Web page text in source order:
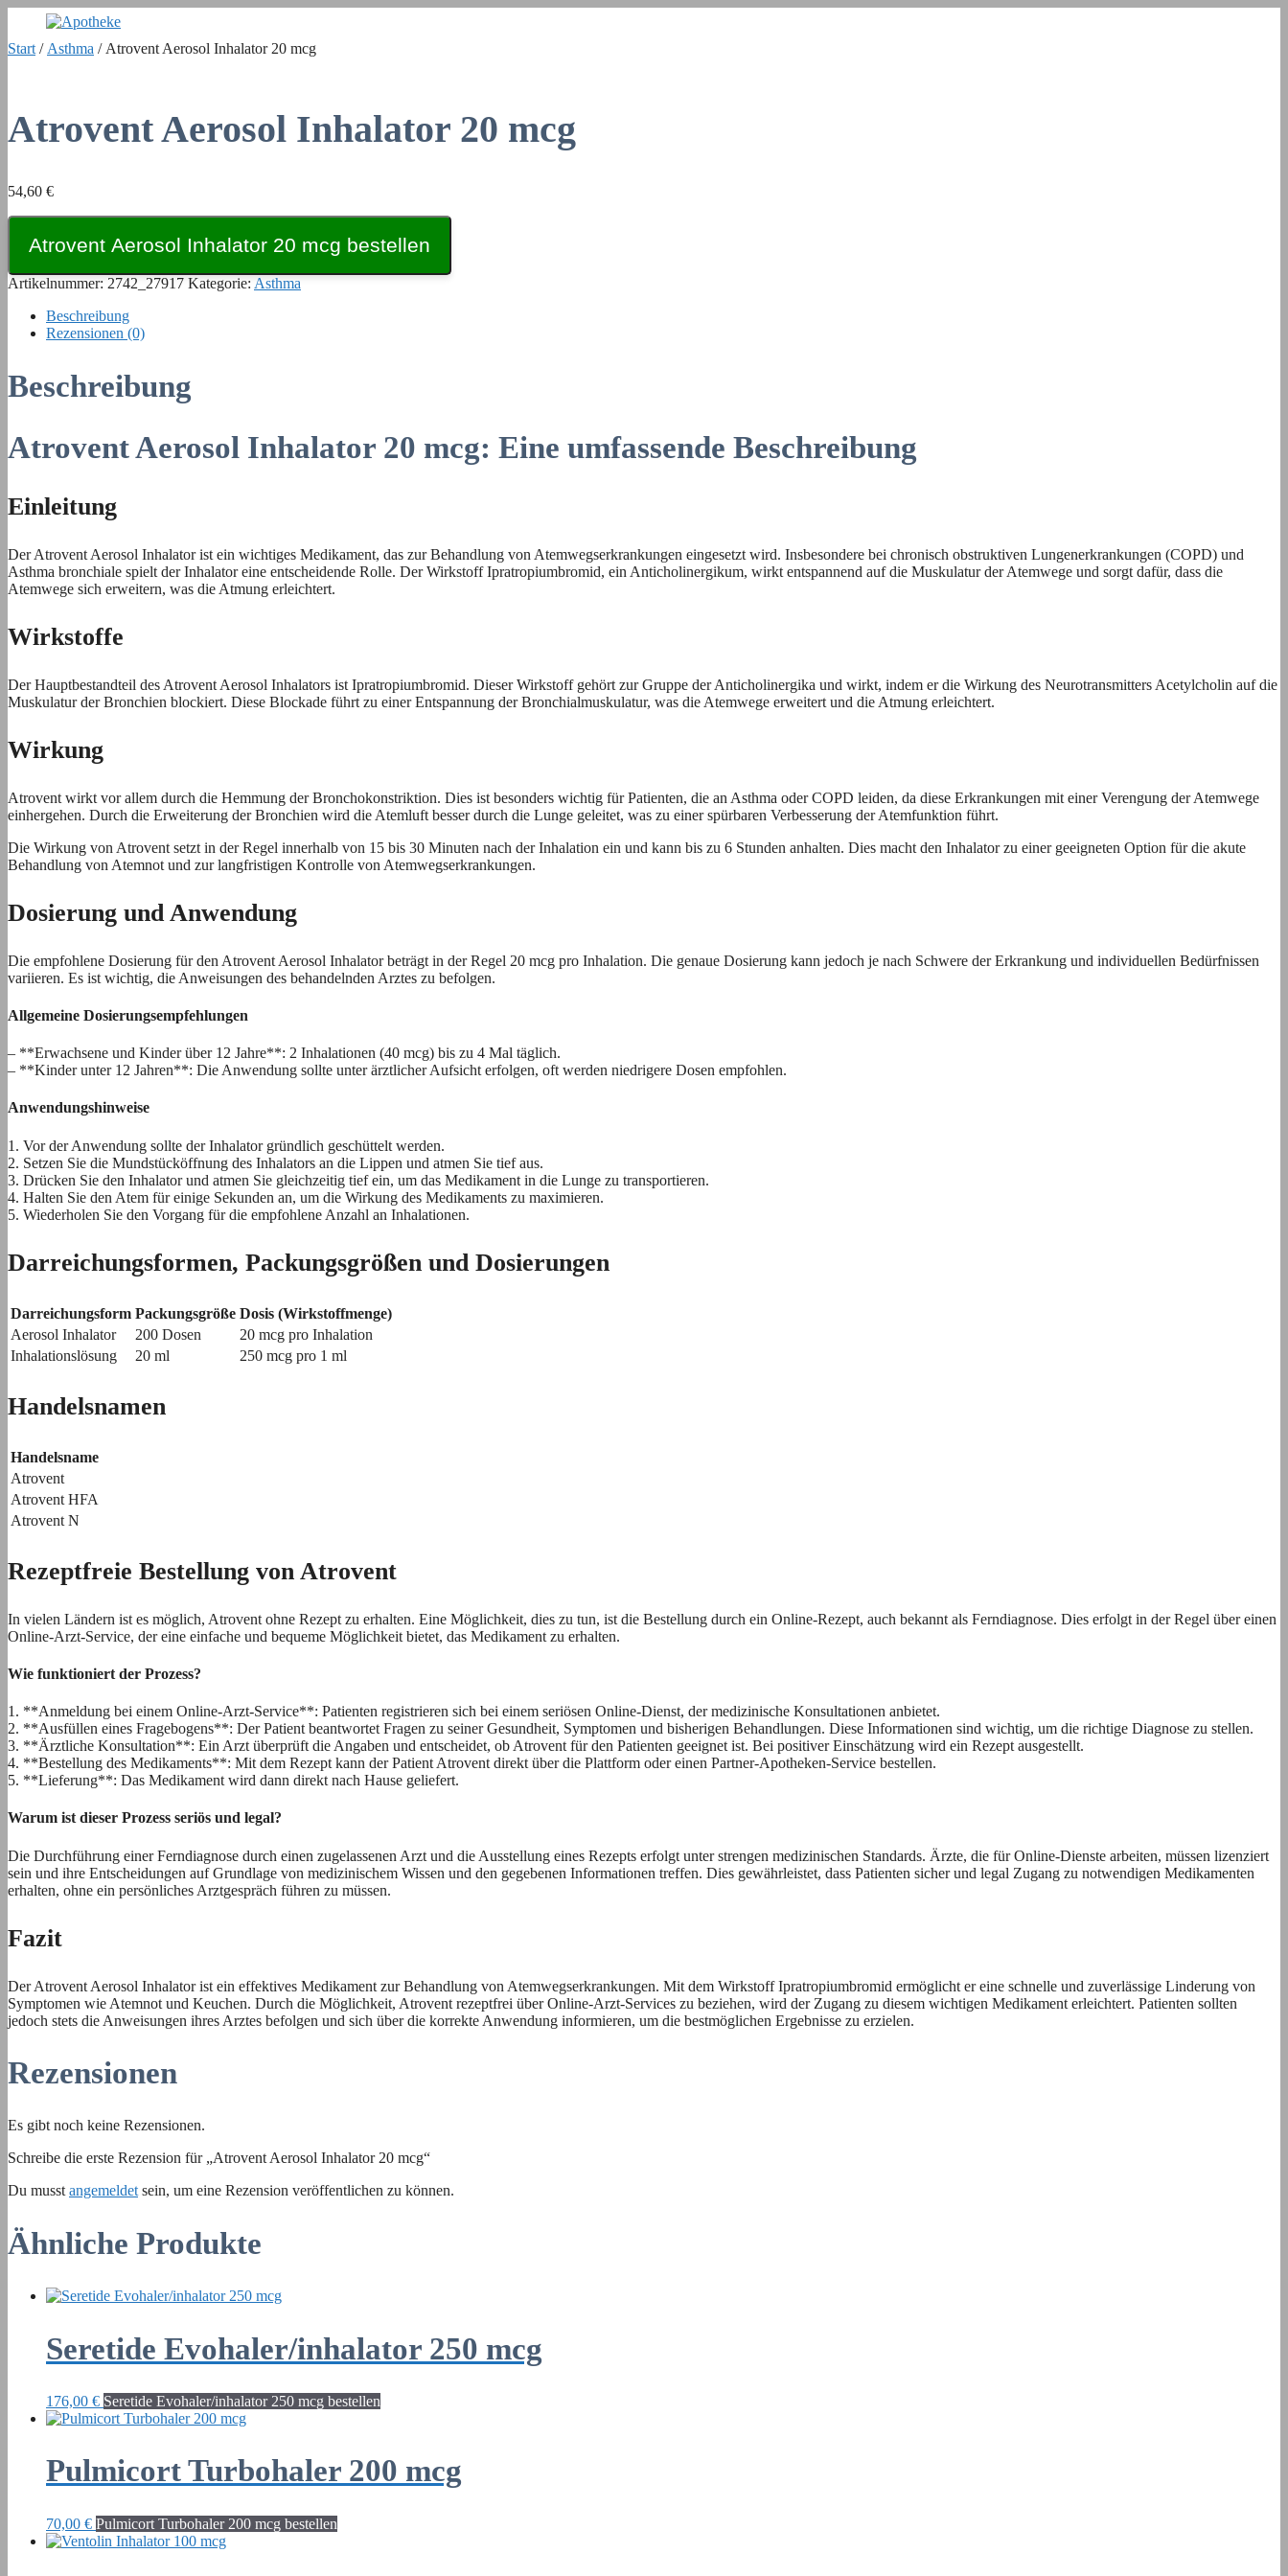
springen
Start / Asthma / Atrovent Aerosol Inhalator 20 mcg
Atrovent Aerosol Inhalator 20 mcg
54,60 €
Atrovent Aerosol Inhalator 20 mcg bestellen
Artikelnummer: 2742_27917 Kategorie: Asthma
Beschreibung
Rezensionen (0)
Beschreibung
Atrovent Aerosol Inhalator 20 mcg: Eine umfassende Beschreibung
Einleitung
Der Atrovent Aerosol Inhalator ist ein wichtiges Medikament, das zur Behandlung von Atemwegserkrankungen eingesetzt wird. Insbesondere bei chronisch obstruktiven Lungenerkrankungen (COPD) und
Asthma bronchiale spielt der Inhalator eine entscheidende Rolle. Der Wirkstoff Ipratropiumbromid, ein Anticholinergikum, wirkt entspannend auf die Muskulatur der Atemwege und sorgt dafür, dass die
Atemwege sich erweitern, was die Atmung erleichtert.
Wirkstoffe
Der Hauptbestandteil des Atrovent Aerosol Inhalators ist Ipratropiumbromid. Dieser Wirkstoff gehört zur Gruppe der Anticholinergika und wirkt, indem er die Wirkung des Neurotransmitters Acetylcholin auf die
Muskulatur der Bronchien blockiert. Diese Blockade führt zu einer Entspannung der Bronchialmuskulatur, was die Atemwege erweitert und die Atmung erleichtert.
Wirkung
Atrovent wirkt vor allem durch die Hemmung der Bronchokonstriktion. Dies ist besonders wichtig für Patienten, die an Asthma oder COPD leiden, da diese Erkrankungen mit einer Verengung der Atemwege
einhergehen. Durch die Erweiterung der Bronchien wird die Atemluft besser durch die Lunge geleitet, was zu einer spürbaren Verbesserung der Atemfunktion führt.
Die Wirkung von Atrovent setzt in der Regel innerhalb von 15 bis 30 Minuten nach der Inhalation ein und kann bis zu 6 Stunden anhalten. Dies macht den Inhalator zu einer geeigneten Option für die akute
Behandlung von Atemnot und zur langfristigen Kontrolle von Atemwegserkrankungen.
Dosierung und Anwendung
Die empfohlene Dosierung für den Atrovent Aerosol Inhalator beträgt in der Regel 20 mcg pro Inhalation. Die genaue Dosierung kann jedoch je nach Schwere der Erkrankung und individuellen Bedürfnissen
variieren. Es ist wichtig, die Anweisungen des behandelnden Arztes zu befolgen.
Allgemeine Dosierungsempfehlungen
– **Erwachsene und Kinder über 12 Jahre**: 2 Inhalationen (40 mcg) bis zu 4 Mal täglich.
– **Kinder unter 12 Jahren**: Die Anwendung sollte unter ärztlicher Aufsicht erfolgen, oft werden niedrigere Dosen empfohlen.
Anwendungshinweise
1. Vor der Anwendung sollte der Inhalator gründlich geschüttelt werden.
2. Setzen Sie die Mundstücköffnung des Inhalators an die Lippen und atmen Sie tief aus.
3. Drücken Sie den Inhalator und atmen Sie gleichzeitig tief ein, um das Medikament in die Lunge zu transportieren.
4. Halten Sie den Atem für einige Sekunden an, um die Wirkung des Medikaments zu maximieren.
5. Wiederholen Sie den Vorgang für die empfohlene Anzahl an Inhalationen.
Darreichungsformen, Packungsgrößen und Dosierungen
Darreichungsform Packungsgröße Dosis (Wirkstoffmenge)
Aerosol Inhalator
200 Dosen
20 mcg pro Inhalation
Inhalationslösung
20 ml 250 mcg pro 1 ml
Handelsnamen
Handelsname
Atrovent
Atrovent HFA
Atrovent N
Rezeptfreie Bestellung von Atrovent
In vielen Ländern ist es möglich, Atrovent ohne Rezept zu erhalten. Eine Möglichkeit, dies zu tun, ist die Bestellung durch ein Online-Rezept, auch bekannt als Ferndiagnose. Dies erfolgt in der Regel über einen
Online-Arzt-Service, der eine einfache und bequeme Möglichkeit bietet, das Medikament zu erhalten.
Wie funktioniert der Prozess?
1. **Anmeldung bei einem Online-Arzt-Service**: Patienten registrieren sich bei einem seriösen Online-Dienst, der medizinische Konsultationen anbietet.
2. **Ausfüllen eines Fragebogens**: Der Patient beantwortet Fragen zu seiner Gesundheit, Symptomen und bisherigen Behandlungen. Diese Informationen sind wichtig, um die richtige Diagnose zu stellen.
3. **Ärztliche Konsultation**: Ein Arzt überprüft die Angaben und entscheidet, ob Atrovent für den Patienten geeignet ist. Bei positiver Einschätzung wird ein Rezept ausgestellt.
4. **Bestellung des Medikaments**: Mit dem Rezept kann der Patient Atrovent direkt über die Plattform oder einen Partner-Apotheken-Service bestellen.
5. **Lieferung**: Das Medikament wird dann direkt nach Hause geliefert.
Warum ist dieser Prozess seriös und legal?
Die Durchführung einer Ferndiagnose durch einen zugelassenen Arzt und die Ausstellung eines Rezepts erfolgt unter strengen medizinischen Standards. Ärzte, die für Online-Dienste arbeiten, müssen lizenziert
sein und ihre Entscheidungen auf Grundlage von medizinischem Wissen und den gegebenen Informationen treffen. Dies gewährleistet, dass Patienten sicher und legal Zugang zu notwendigen Medikamenten
erhalten, ohne ein persönliches Arztgespräch führen zu müssen.
Fazit
Der Atrovent Aerosol Inhalator ist ein effektives Medikament zur Behandlung von Atemwegserkrankungen. Mit dem Wirkstoff Ipratropiumbromid ermöglicht er eine schnelle und zuverlässige Linderung von
Symptomen wie Atemnot und Keuchen. Durch die Möglichkeit, Atrovent rezeptfrei über Online-Arzt-Services zu beziehen, wird der Zugang zu diesem wichtigen Medikament erleichtert. Patienten sollten
jedoch stets die Anweisungen ihres Arztes befolgen und sich über die korrekte Anwendung informieren, um die bestmöglichen Ergebnisse zu erzielen.
Rezensionen
Es gibt noch keine Rezensionen.
Schreibe die erste Rezension für „Atrovent Aerosol Inhalator 20 mcg“
Du musst angemeldet sein, um eine Rezension veröffentlichen zu können.
Ähnliche Produkte
Seretide Evohaler/inhalator 250 mcg
176,00 € Seretide Evohaler/inhalator 250 mcg bestellen
Pulmicort Turbohaler 200 mcg
70,00 € Pulmicort Turbohaler 200 mcg bestellen